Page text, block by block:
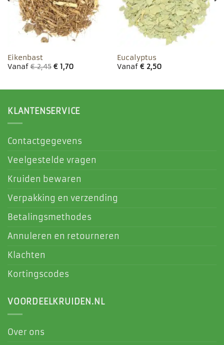
Eikenbast
Vanaf€2,45 €1,70
Eucalyptus
Vanaf €2,50
KLANTENSERVICE
Contactgegevens
Veelgestelde vragen
Kruiden bewaren
Verpakking en verzending
Betalingsmethodes
Annuleren en retourneren
Klachten
Kortingscodes
VOORDEELKRUIDEN.NL
Over ons